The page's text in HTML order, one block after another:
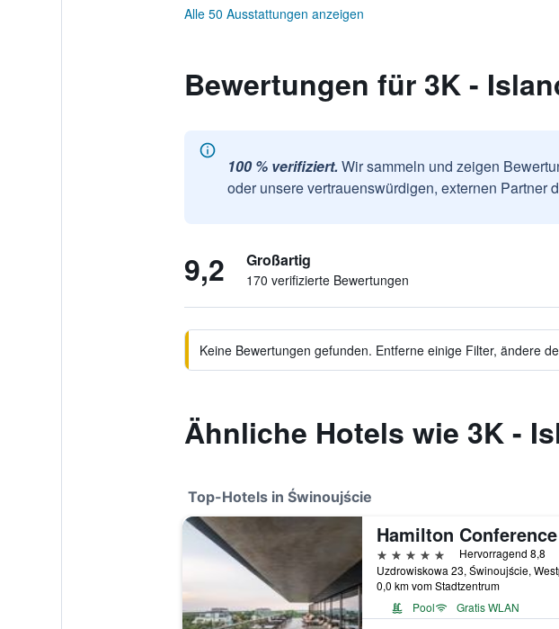
Alle 50 Ausstattungen anzeigen
Bewertungen für 3K -
100 % verifiziert. Wir sammeln und zeigen
oder unsere vertrauenswürdigen, externen Partner
9,2 Großartig
170 verifizierte Bewertungen
Keine Bewertungen gefunden. Entferne einige Filter, ändere
Ähnliche Hotels wie 3K -
Top-Hotels in Świnoujście
5 Sterne
Hervorragend 8,8
0,0 km vom Stadtzentrum
Pool
Gratis WLAN